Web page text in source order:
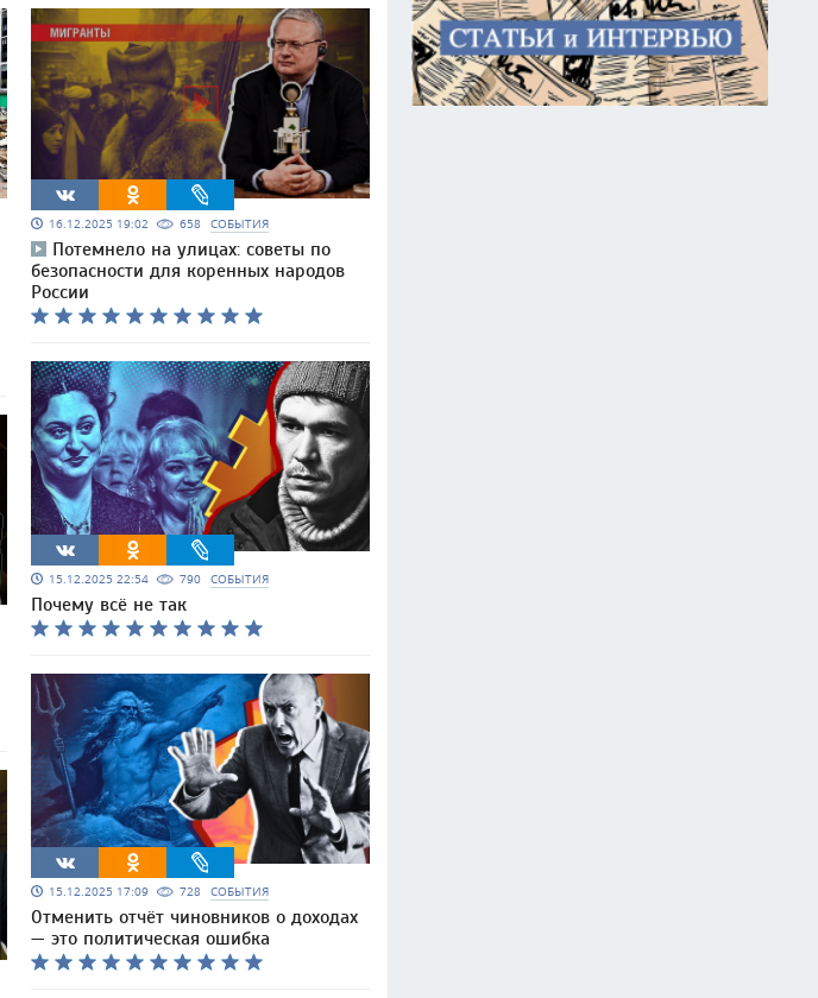
16.12.2025 19:02 658 СОБЫТИЯ
Потемнело на улицах: советы по
безопасности для коренных народов
России
15.12.2025 22:54 790 СОБЫТИЯ
Почему всё не так
15.12.2025 17:09 728 СОБЫТИЯ
Отменить отчёт чиновников о доходах
— это политическая ошибка